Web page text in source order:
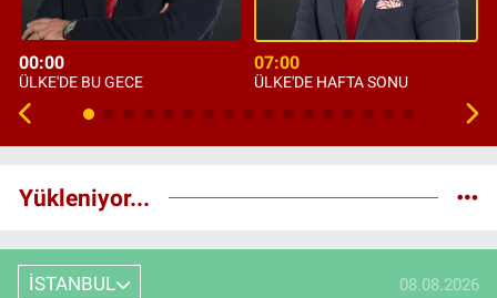
00:00
ÜLKE'DE BU GECE
07:00
ÜLKE'DE HAFTA SONU
Yükleniyor...
İSTANBUL 08.08.2026